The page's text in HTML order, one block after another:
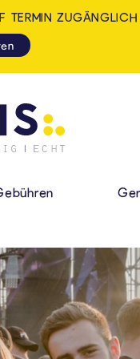
LA
TERMIN ZUGÄNGLICH